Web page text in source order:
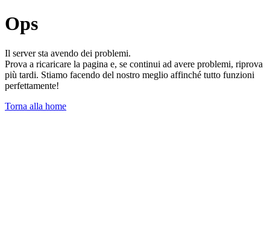
Ops
Il server sta avendo dei problemi.
Prova a ricaricare la pagina e, se continui ad avere problemi, riprova
più tardi. Stiamo facendo del nostro meglio affinché tutto funzioni
perfettamente!
Torna alla home